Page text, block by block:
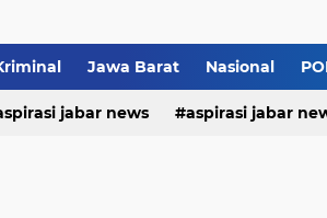
Jawa Barat Nasional
jabar news aspirasi jabar